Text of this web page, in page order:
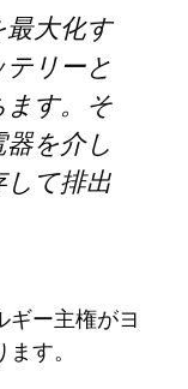
最大化す
リーと
す。そ
を介し
て排出
ー主権がヨ
す。